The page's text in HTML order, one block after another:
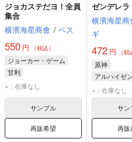
ジョカステだヨ！全員
集合
横濱海星商會 / ベス
550 円 （税込）
ジョーカー・ゲーム
甘利
×：在庫なし
サンプル
再販希望
ゼンデレラ
横濱海星商
ギ
472 円 （税
原神
アルハイゼ
アルハイゼン
カーヴェ
×：在庫なし
サン
再販